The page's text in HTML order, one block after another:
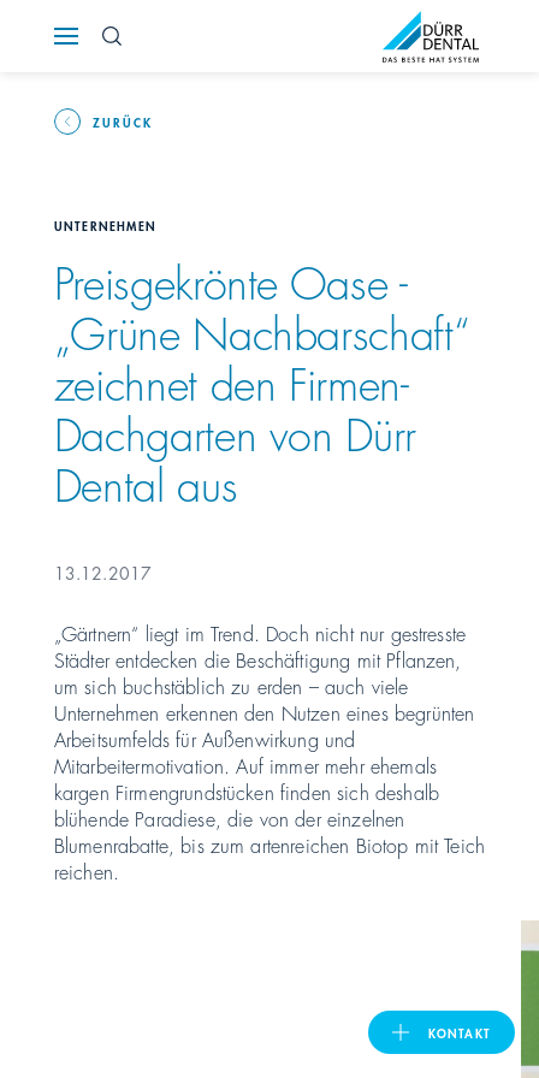
Polska
Suomi
Sverige
Switzerland DE FR IT
United Kingdom
ASIA PACIFIC
Australia
India
日本
KONTAKT
ZURÜCK
UNTERNEHMEN
Preisgekrönte Oase -
„Grüne Nachbarschaft“
zeichnet den Firmen-
Dachgarten von Dürr
Dental aus
13.12.2017
„Gärtnern“ liegt im Trend. Doch nicht nur gestresste
Städter entdecken die Beschäftigung mit Pflanzen,
um sich buchstäblich zu erden – auch viele
Unternehmen erkennen den Nutzen eines begrünten
Arbeitsumfelds für Außenwirkung und
Mitarbeitermotivation. Auf immer mehr ehemals
kargen Firmengrundstücken finden sich deshalb
blühende Paradiese, die von der einzelnen
Blumenrabatte, bis zum artenreichen Biotop mit Teich
reichen.